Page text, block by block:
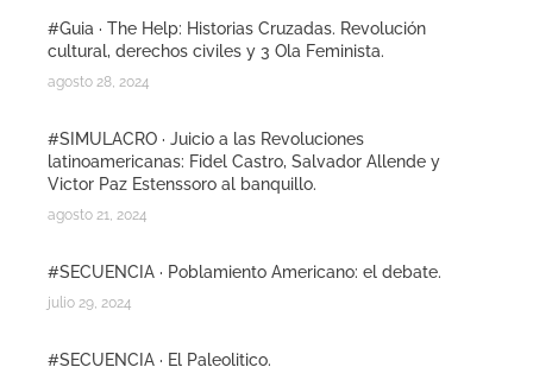
#Guia · The Help: Historias Cruzadas. Revolución
cultural, derechos civiles y 3 Ola Feminista.
agosto 28, 2024
#SIMULACRO · Juicio a las Revoluciones
latinoamericanas: Fidel Castro, Salvador Allende y
Victor Paz Estenssoro al banquillo.
agosto 21, 2024
#SECUENCIA · Poblamiento Americano: el debate.
julio 29, 2024
#SECUENCIA · El Paleolitico.